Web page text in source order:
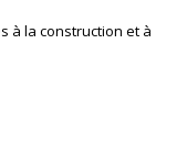
à la construction et à